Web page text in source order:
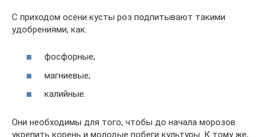
С приходом осени кусты роз подпитывают такими
удобрениями, как:
фосфорные;
магниевые;
калийные.
Они необходимы для того, чтобы до начала морозов
укрепить корень и молодые побеги культуры. К тому же,